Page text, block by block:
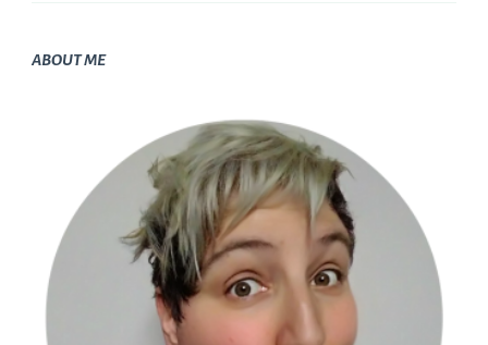
ABOUT ME